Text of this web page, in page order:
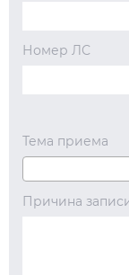
Номер ЛС
Тема приема
Причина